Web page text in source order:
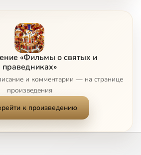
(о. Дмитрий Дудко)
(прп. Андрей Рублев)
«Фильмы о святых и
праведниках»
и комментарии — на странице
произведения
к произведению